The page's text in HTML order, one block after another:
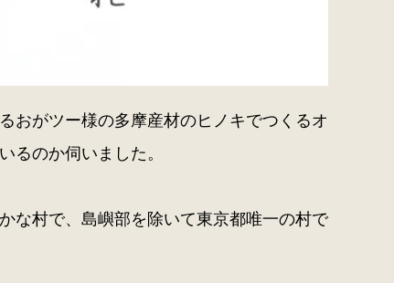
おがツー様の多摩産材のヒノキでつくるオ
るのか伺いました。
な村で、島嶼部を除いて東京都唯一の村で